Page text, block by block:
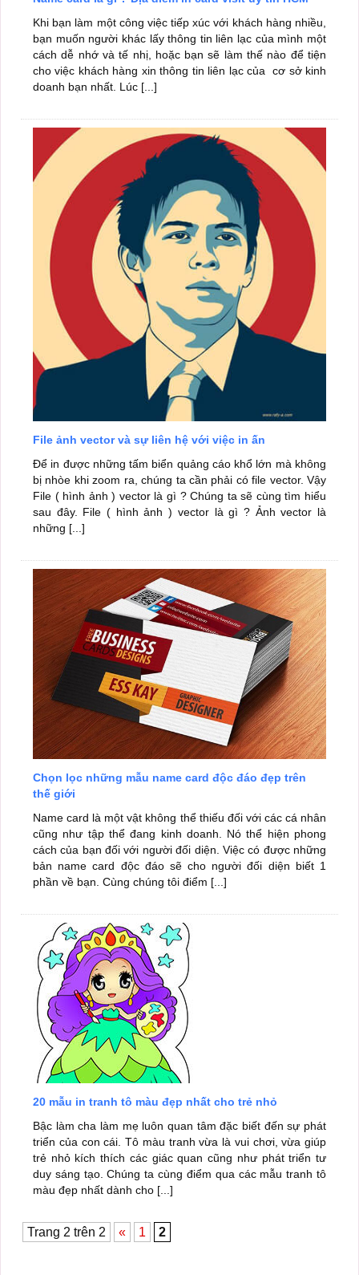
Khi bạn làm một công việc tiếp xúc với khách hàng nhiều,
bạn muốn người khác lấy thông tin liên lạc của mình một
cách dễ nhớ và tế nhị, hoặc bạn sẽ làm thế nào để tiện
cho việc khách hàng xin thông tin liên lạc của cơ sở kinh
doanh bạn nhất. Lúc [...]
File ảnh vector và sự liên hệ với việc in ấn
Để in được những tấm biển quảng cáo khổ lớn mà không
bị nhòe khi zoom ra, chúng ta cần phải có file vector. Vậy
File ( hình ảnh ) vector là gì ? Chúng ta sẽ cùng tìm hiểu
sau đây. File ( hình ảnh ) vector là gì ? Ảnh vector là
những [...]
Chọn lọc những mẫu name card độc đáo đẹp trên
thế giới
Name card là một vật không thể thiếu đối với các cá nhân
cũng như tập thể đang kinh doanh. Nó thể hiện phong
cách của bạn đối với người đối diện. Việc có được những
bản name card độc đáo sẽ cho người đối diện biết 1
phần về bạn. Cùng chúng tôi điểm [...]
20 mẫu in tranh tô màu đẹp nhất cho trẻ nhỏ
Bậc làm cha làm mẹ luôn quan tâm đặc biết đến sự phát
triển của con cái. Tô màu tranh vừa là vui chơi, vừa giúp
trẻ nhỏ kích thích các giác quan cũng như phát triển tư
duy sáng tạo. Chúng ta cùng điểm qua các mẫu tranh tô
màu đẹp nhất dành cho [...]
Trang 2 trên 2 « 1 2